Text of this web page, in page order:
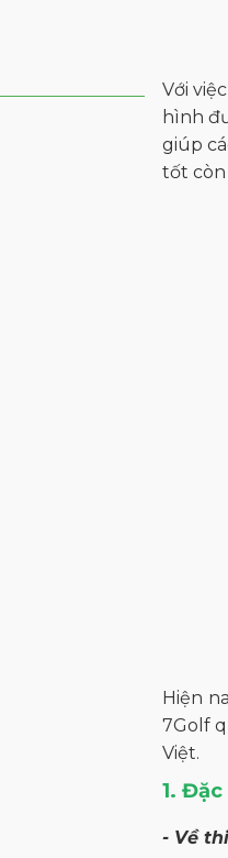
Với
hình
giúp
tốt còn
Hiện
7Golf
Việt.
1.
- Về